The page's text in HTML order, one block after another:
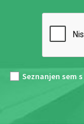
Seznanjen sem s